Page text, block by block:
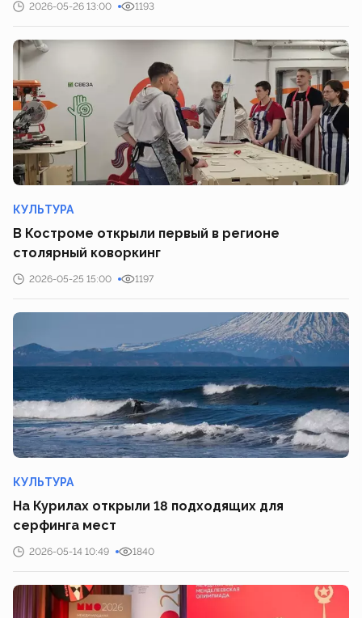
2026-05-26 13:00 1193
КУЛЬТУРА
В Костроме открыли первый в регионе
столярный коворкинг
2026-05-25 15:00 1197
КУЛЬТУРА
На Курилах открыли 18 подходящих для
серфинга мест
2026-05-14 10:49 1840